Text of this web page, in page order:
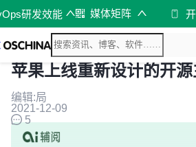
研发效能 媒体矩阵
苹果上线重新设计的开
编辑:局
2021-12-09
5